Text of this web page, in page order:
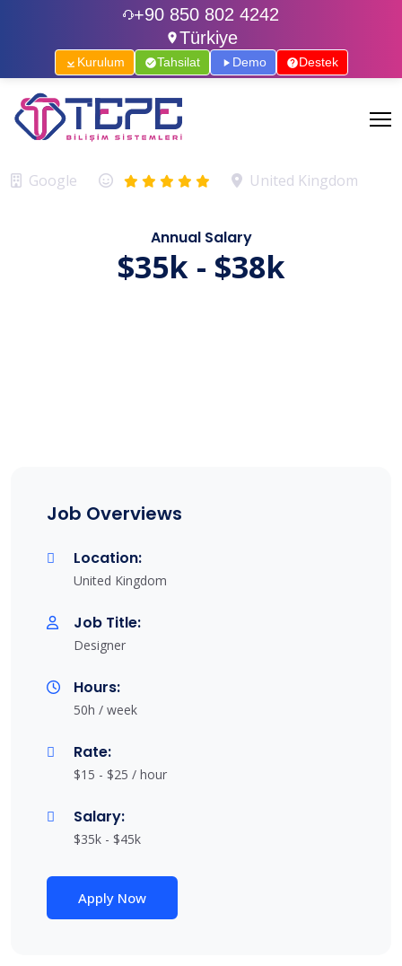
+90 850 802 4242
Türkiye
Kurulum Tahsilat Demo Destek
SEO Expert
About The Company
Google
United Kingdom
Annual Salary
$35k - $38k
Job Overviews
Location:
United Kingdom
Job Title:
Designer
Hours:
50h / week
Rate:
$15 - $25 / hour
Salary:
$35k - $45k
Apply Now